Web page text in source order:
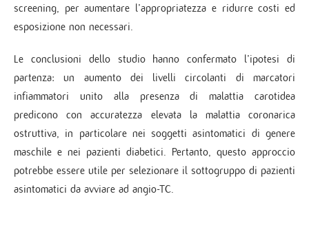
screening, per aumentare l’appropriatezza e ridurre costi ed
esposizione non necessari.
Le conclusioni dello studio hanno confermato l’ipotesi di
partenza: un aumento dei livelli circolanti di marcatori
infiammatori unito alla presenza di malattia carotidea
predicono con accuratezza elevata la malattia coronarica
ostruttiva, in particolare nei soggetti asintomatici di genere
maschile e nei pazienti diabetici. Pertanto, questo approccio
potrebbe essere utile per selezionare il sottogruppo di pazienti
asintomatici da avviare ad angio-TC.